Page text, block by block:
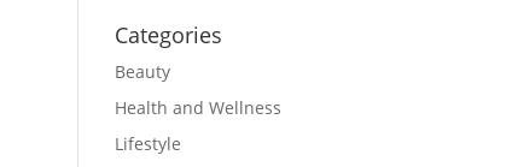
Categories
Beauty
Health and Wellness
Lifestyle